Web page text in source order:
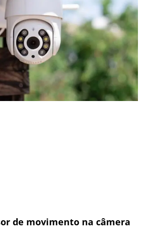
de movimento na câmera